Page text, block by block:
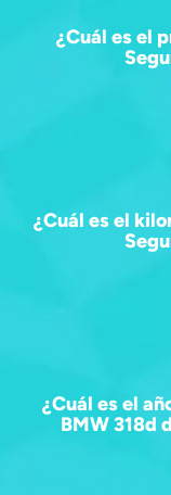
¿Cuál es el
¿Cuál es el
¿Cuál es el
BMW 318d